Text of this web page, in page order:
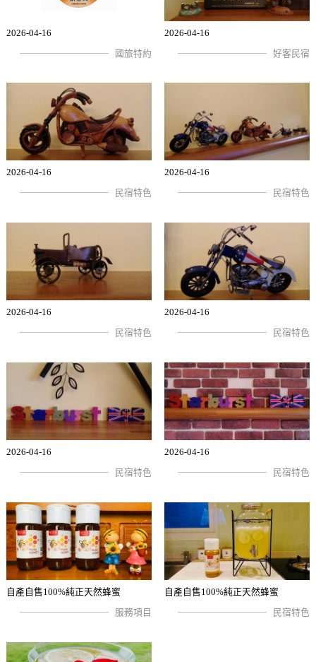
2026-04-16
國旅特約
2026-04-16
好客民宿
2026-04-16
民宿特色
2026-04-16
民宿特色
2026-04-16
民宿特色
2026-04-16
民宿特色
2026-04-16
民宿特色
2026-04-16
民宿特色
自產自售100%純正天然蜂蜜
服務項目
自產自售100%純正天然蜂蜜
民宿特色